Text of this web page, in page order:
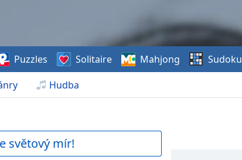
Hudba
Puzzles Solitaire Mahjong Sudoku
světový mír!